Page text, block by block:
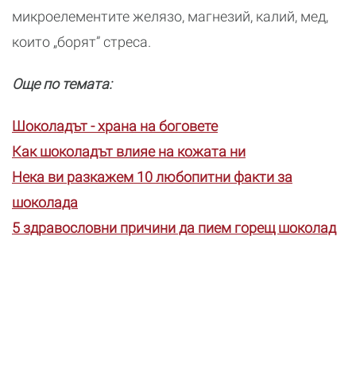
микроелементите желязо, магнезий, калий, мед,
които „борят” стреса.
Още по темата:
Шоколадът - храна на боговете
Как шоколадът влияе на кожата ни
Нека ви разкажем 10 любопитни факти за
шоколада
5 здравословни причини да пием горещ шоколад